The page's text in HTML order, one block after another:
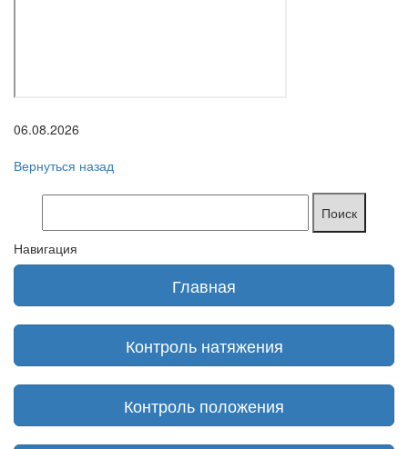
06.08.2026
Вернуться назад
Навигация
Главная
Контроль натяжения
Контроль положения